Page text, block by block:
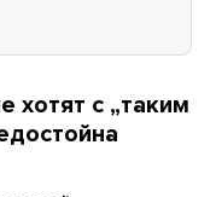
хотят с „таким